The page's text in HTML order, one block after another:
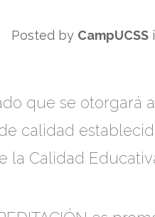
Posted by CampUCSS
que se otorgará
calidad
Calidad